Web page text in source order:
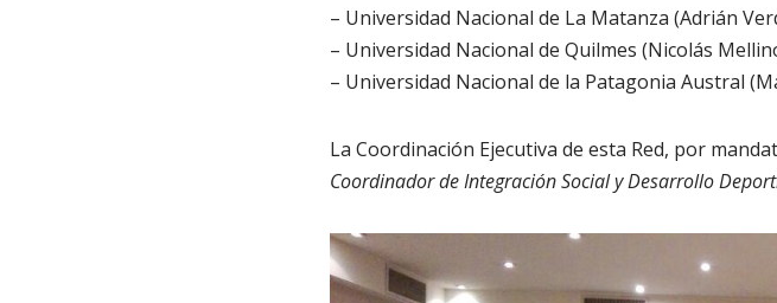
– Universidad Nacional de La Matanza (Adrián
– Universidad Nacional de Quilmes (Nicolás
– Universidad Nacional de la Patagonia Austral
La Coordinación Ejecutiva de esta Red, por
Coordinador de Integración Social y Desarrollo